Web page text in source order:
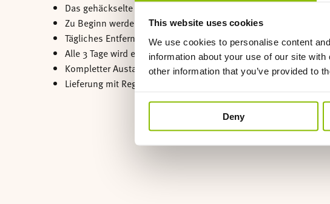
This website uses cookies
We use cookies to personalise content
information about your use of our site
other information that you’ve provided to
Deny
Das gehäckselte Weizenstroh ist in praktischen 18-kg-Ballen
Zu Beginn werden 5 Ballen eingestreut.
Tägliches Entfernen der Mistballen.
Alle 3 Tage wird ein halber Ballen nachgestreut.
Kompletter Austausch alle 2 bis 3 Monate.
Lieferung mit Regenschutz.